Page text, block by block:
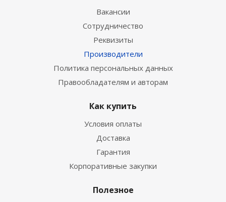
Вакансии
Сотрудничество
Реквизиты
Производители
Политика персональных данных
Правообладателям и авторам
Как купить
Условия оплаты
Доставка
Гарантия
Корпоративные закупки
Полезное